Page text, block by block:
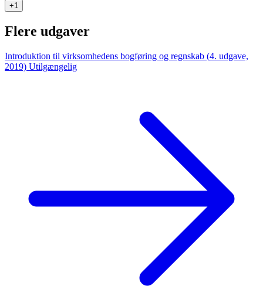
+1
Flere udgaver
Introduktion til virksomhedens bogføring og regnskab (4. udgave,
2019) Utilgængelig